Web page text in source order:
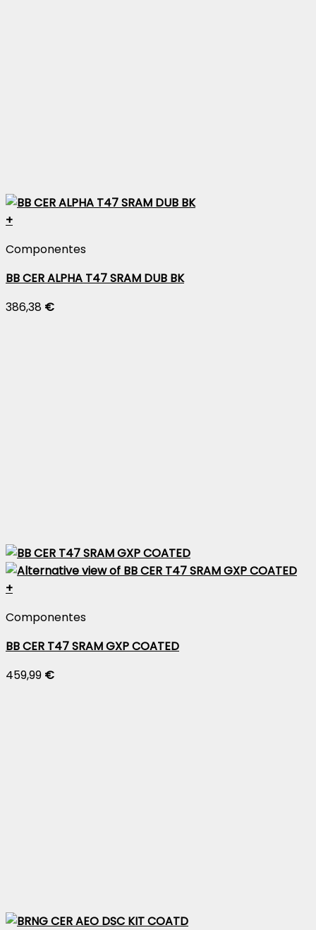
+
Componentes
BB CER ALPHA T47 SRAM DUB BK
386,38 €
+
Componentes
BB CER T47 SRAM GXP COATED
459,99 €